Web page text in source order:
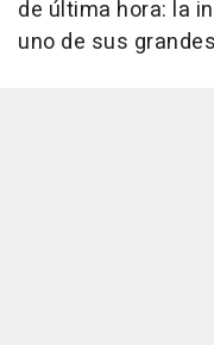
de última hora: la
uno de sus